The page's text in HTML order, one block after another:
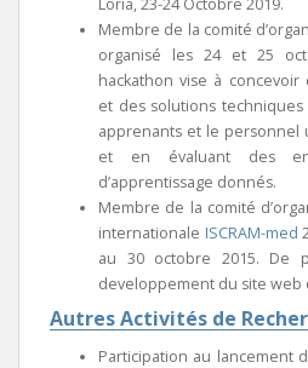
Membre de la comité
organisé les 24 et 25
hackathon vise à
et des solutions
apprenants et le personnel
et en évaluant des
d’apprentissage donnés.
Membre de la comité
internationale ISCRAM-med
au 30 octobre 2015. De
developpement du site web
Autres Activités de
Participation au lancement